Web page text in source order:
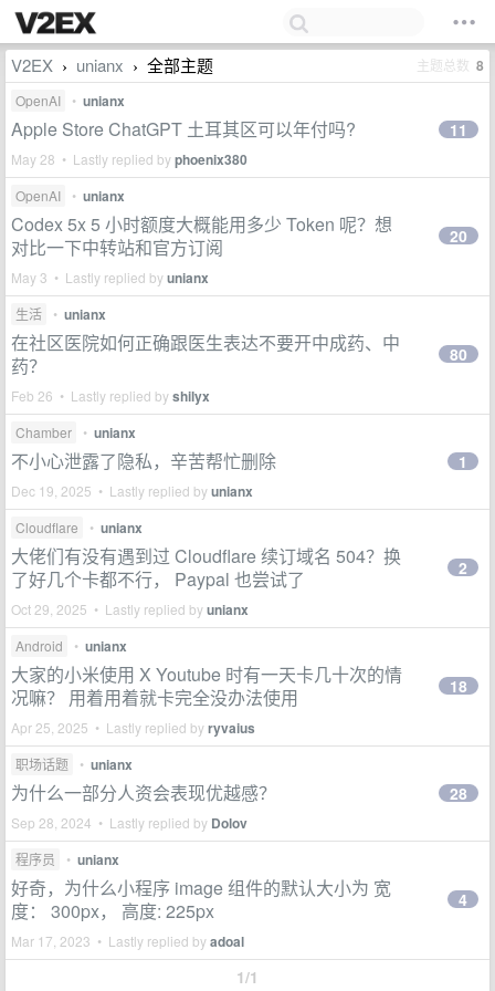
V2EX › unianx › 全部主题 主题总数 8
OpenAI • unianx
Apple Store ChatGPT 土耳其区可以年付吗?
May 28 • Lastly replied byphoenix380
11
OpenAI • unianx
Codex 5x 5 小时额度大概能用多少 Token 呢？想
对比一下中转站和官方订阅
May 3 • Lastly replied byunianx
20
生活 • unianx
在社区医院如何正确跟医生表达不要开中成药、中
药？
Feb 26 • Lastly replied byshilyx
80
Chamber • unianx
不小心泄露了隐私，辛苦帮忙删除
Dec 19, 2025 • Lastly replied byunianx
1
Cloudflare • unianx
大佬们有没有遇到过 Cloudflare 续订域名 504？换
了好几个卡都不行， Paypal 也尝试了
Oct 29, 2025 • Lastly replied byunianx
2
Android • unianx
大家的小米使用 X Youtube 时有一天卡几十次的情
况嘛？ 用着用着就卡完全没办法使用
Apr 25, 2025 • Lastly replied byryvaius
18
职场话题 • unianx
为什么一部分人资会表现优越感？
Sep 28, 2024 • Lastly replied by Dolov
28
程序员 • unianx
好奇，为什么小程序 image 组件的默认大小为 宽
度： 300px， 高度: 225px
Mar 17, 2023 • Lastly replied byadoal
4
1/1